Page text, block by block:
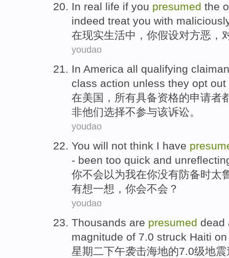
In real life if you presumed the
indeed treat you with
在现实生活中 ， 你假设对方恶 ，
youdao
In America all qualifying
class action unless they opt out
在美国 ， 所有具备资格的申请者
非他们选择不参与该诉讼。
youdao
You will not think I have
- been too quick and
你不会以为我在你没有防备时太
有想一想 ，你会不会 ？
youdao
Thousands are presumed dead
magnitude of 7.0 struck Haiti
星期二下午袭击海地的7.0级地震